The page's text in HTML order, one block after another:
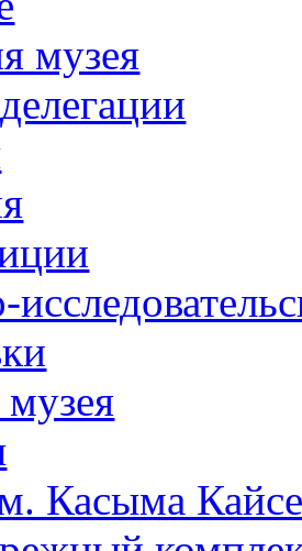
музея
музея
Касыма